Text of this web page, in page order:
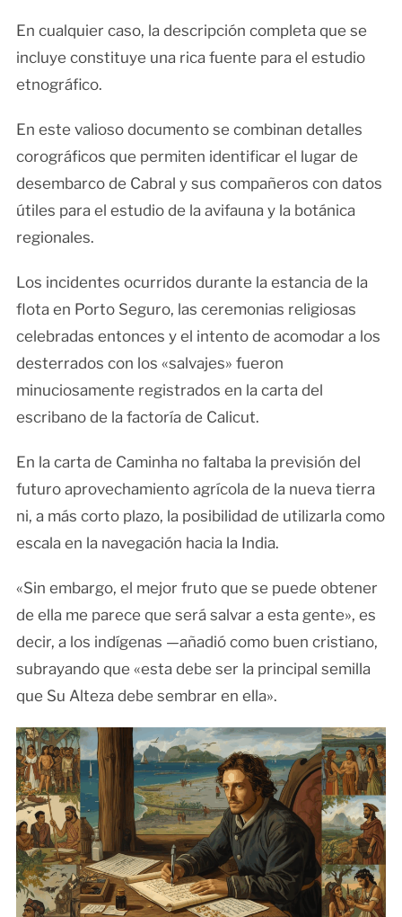
En cualquier caso, la descripción completa que se
incluye constituye una rica fuente para el estudio
etnográfico.
En este valioso documento se combinan detalles
corográficos que permiten identificar el lugar de
desembarco de Cabral y sus compañeros con datos
útiles para el estudio de la avifauna y la botánica
regionales.
Los incidentes ocurridos durante la estancia de la
flota en Porto Seguro, las ceremonias religiosas
celebradas entonces y el intento de acomodar a los
desterrados con los «salvajes» fueron
minuciosamente registrados en la carta del
escribano de la factoría de Calicut.
En la carta de Caminha no faltaba la previsión del
futuro aprovechamiento agrícola de la nueva tierra
ni, a más corto plazo, la posibilidad de utilizarla como
escala en la navegación hacia la India.
«Sin embargo, el mejor fruto que se puede obtener
de ella me parece que será salvar a esta gente», es
decir, a los indígenas —añadió como buen cristiano,
subrayando que «esta debe ser la principal semilla
que Su Alteza debe sembrar en ella».